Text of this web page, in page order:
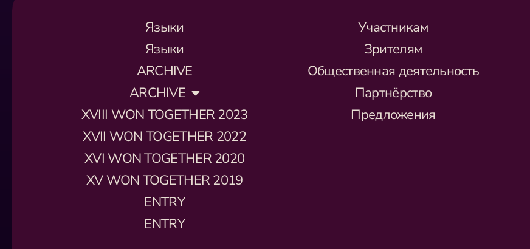
Языки
Языки
ARCHIVE
ARCHIVE
XVIII WON TOGETHER 2023
XVII WON TOGETHER 2022
XVI WON TOGETHER 2020
XV WON TOGETHER 2019
ENTRY
ENTRY
Участникам
Зрителям
Общественная деятельность
Партнёрство
Предложения